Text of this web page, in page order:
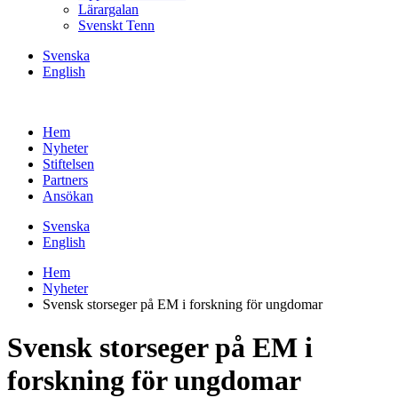
Lärargalan
Svenskt Tenn
Svenska
English
Hem
Nyheter
Stiftelsen
Partners
Ansökan
Svenska
English
Hem
Nyheter
Svensk storseger på EM i forskning för ungdomar
Svensk storseger på EM i
forskning för ungdomar